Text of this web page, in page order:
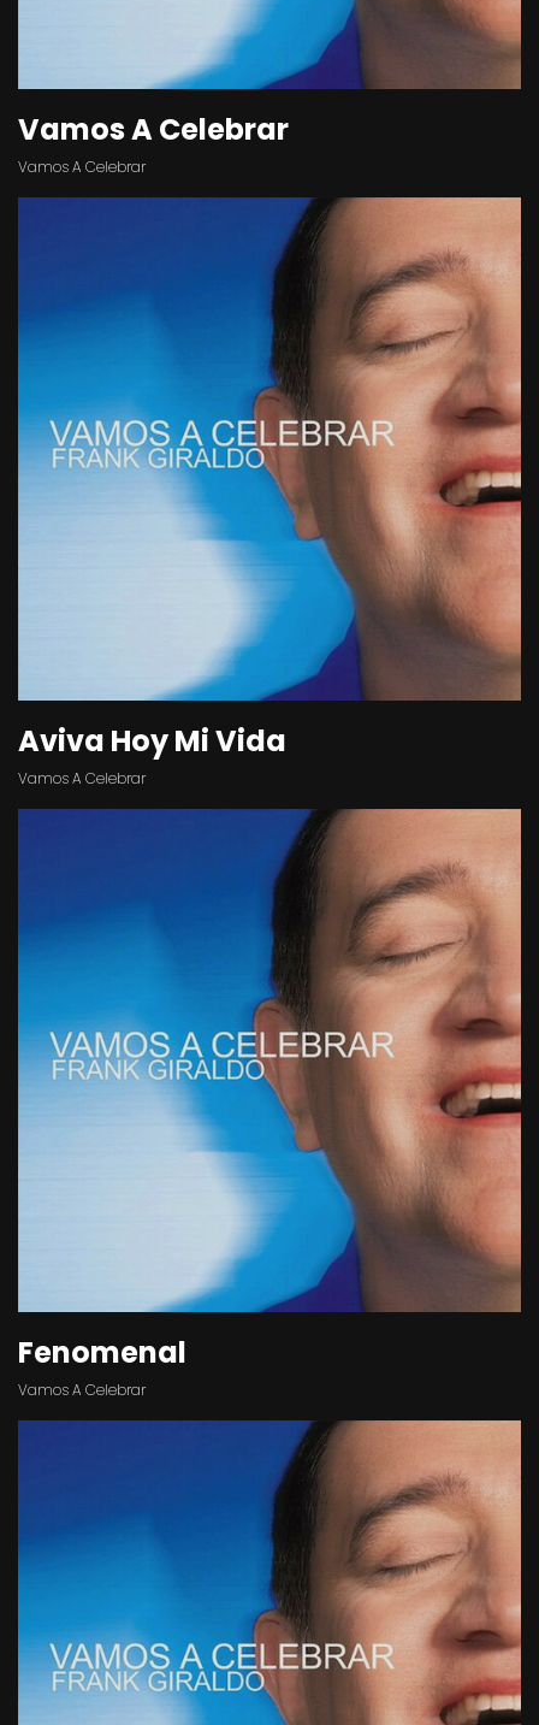
Vamos A Celebrar
Vamos A Celebrar
Aviva Hoy Mi Vida
Vamos A Celebrar
Fenomenal
Vamos A Celebrar